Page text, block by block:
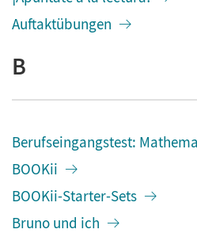
Auftaktübungen
B
Berufseingangstest:
BOOKii
BOOKii-Starter-Sets
Bruno und ich